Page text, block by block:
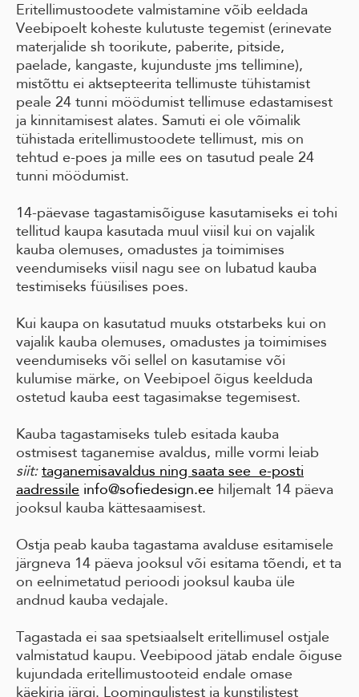
Eritellimustoodete valmistamine võib eeldada
Veebipoelt koheste kulutuste tegemist (erinevate
materjalide sh toorikute, paberite, pitside,
paelade, kangaste, kujunduste jms tellimine),
mistõttu ei aktsepteerita tellimuste tühistamist
peale 24 tunni möödumist tellimuse edastamisest
ja kinnitamisest alates. Samuti ei ole võimalik
tühistada eritellimustoodete tellimust, mis on
tehtud e-poes ja mille ees on tasutud peale 24
tunni möödumist.
14-päevase tagastamisõiguse kasutamiseks ei tohi
tellitud kaupa kasutada muul viisil kui on vajalik
kauba olemuses, omadustes ja toimimises
veendumiseks viisil nagu see on lubatud kauba
testimiseks füüsilises poes.
Kui kaupa on kasutatud muuks otstarbeks kui on
vajalik kauba olemuses, omadustes ja toimimises
veendumiseks või sellel on kasutamise või
kulumise märke, on Veebipoel õigus keelduda
ostetud kauba eest tagasimakse tegemisest.
Kauba tagastamiseks tuleb esitada kauba
ostmisest taganemise avaldus, mille vormi leiab
siit:taganemisavaldus ning saata see e-posti
aadressile info@sofiedesign.ee hiljemalt 14 päeva
jooksul kauba kättesaamisest.
Ostja peab kauba tagastama avalduse esitamisele
järgneva 14 päeva jooksul või esitama tõendi, et ta
on eelnimetatud perioodi jooksul kauba üle
andnud kauba vedajale.
Tagastada ei saa spetsiaalselt eritellimusel ostjale
valmistatud kaupu. Veebipood jätab endale õiguse
kujundada eritellimustooteid endale omase
käekirja järgi. Loomingulistest ja kunstilistest